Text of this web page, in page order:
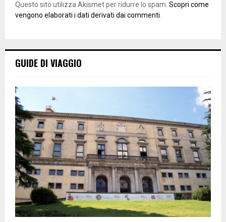
Questo sito utilizza Akismet per ridurre lo spam. Scopri come
vengono elaborati i dati derivati dai commenti.
GUIDE DI VIAGGIO